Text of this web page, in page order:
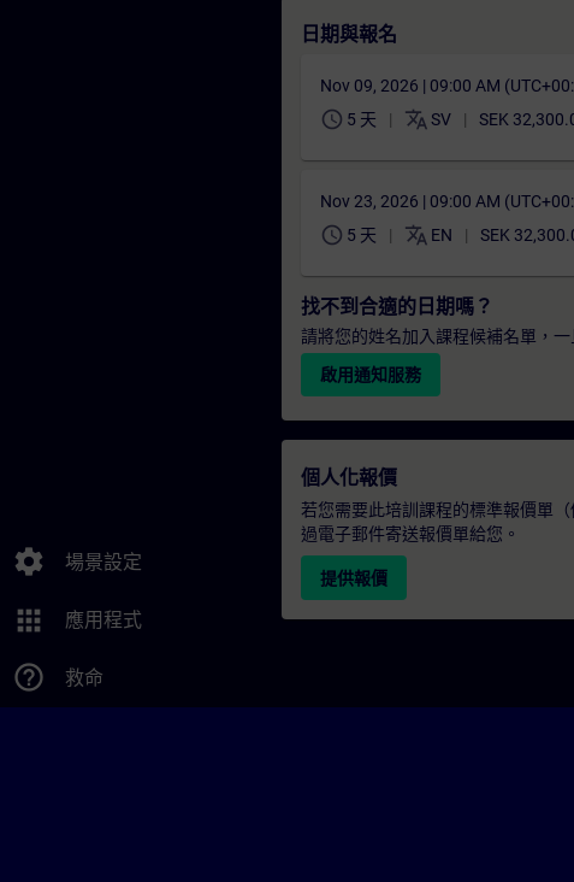
settings 場景設定
apps 應用程式
help_outline 救命
日期與報名
Nov 09, 2026 | 09:00 AM
schedule 5 天 translate SV SEK
Nov 23, 2026 | 09:00 AM
schedule 5 天 translate EN SEK
找不到合適的日期嗎？
請將您的姓名加入課程候補名單，
啟用通知服務
個人化報價
若您需要此培訓課程的標準報價單
過電子郵件寄送報價單給您。
提供報價